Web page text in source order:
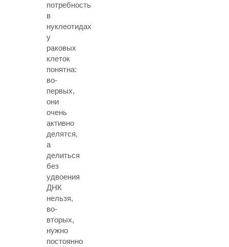
потребность
в
нуклеотидах
у
раковых
клеток
понятна:
во-
первых,
они
очень
активно
делятся,
а
делиться
без
удвоения
ДНК
нельзя,
во-
вторых,
нужно
постоянно